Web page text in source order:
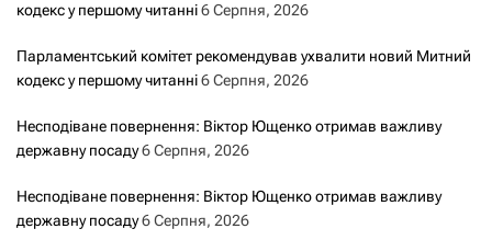
кодекс у першому читанні6 Серпня, 2026
Парламентський комітет рекомендував ухвалити новий Митний
кодекс у першому читанні6 Серпня, 2026
Несподіване повернення: Віктор Ющенко отримав важливу
державну посаду6 Серпня, 2026
Несподіване повернення: Віктор Ющенко отримав важливу
державну посаду6 Серпня, 2026